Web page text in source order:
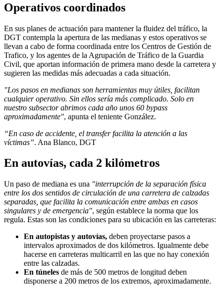
Operativos coordinados
En sus planes de actuación para mantener la fluidez del tráfico, la
DGT contempla la apertura de las medianas y estos operativos se
llevan a cabo de forma coordinada entre los Centros de Gestión de
Trafico, y los agentes de la Agrupación de Tráfico de la Guardia
Civil, que aportan información de primera mano desde la carretera y
sugieren las medidas más adecuadas a cada situación.
"Los pasos en medianas son herramientas muy útiles, facilitan
cualquier operativo. Sin ellos sería más complicado. Solo en
nuestro subsector abrimos cada año unos 60 bypass
aproximadamente", apunta el teniente González.
“En caso de accidente, el transfer facilita la atención a las
víctimas”. Ana Blanco, DGT
En autovías, cada 2 kilómetros
Un paso de mediana es una "interrupción de la separación física
entre los dos sentidos de circulación de una carretera de calzadas
separadas, que facilita la comunicación entre ambas en casos
singulares y de emergencia", según establece la norma que los
regula. Estas son las condiciones para su ubicación en las carreteras:
En autopistas y autovías, deben proyectarse pasos a
intervalos aproximados de dos kilómetros. Igualmente debe
hacerse en carreteras multicarril en las que no hay conexión
entre las calzadas.
En túneles de más de 500 metros de longitud deben
disponerse a 200 metros de los extremos, aproximadamente.